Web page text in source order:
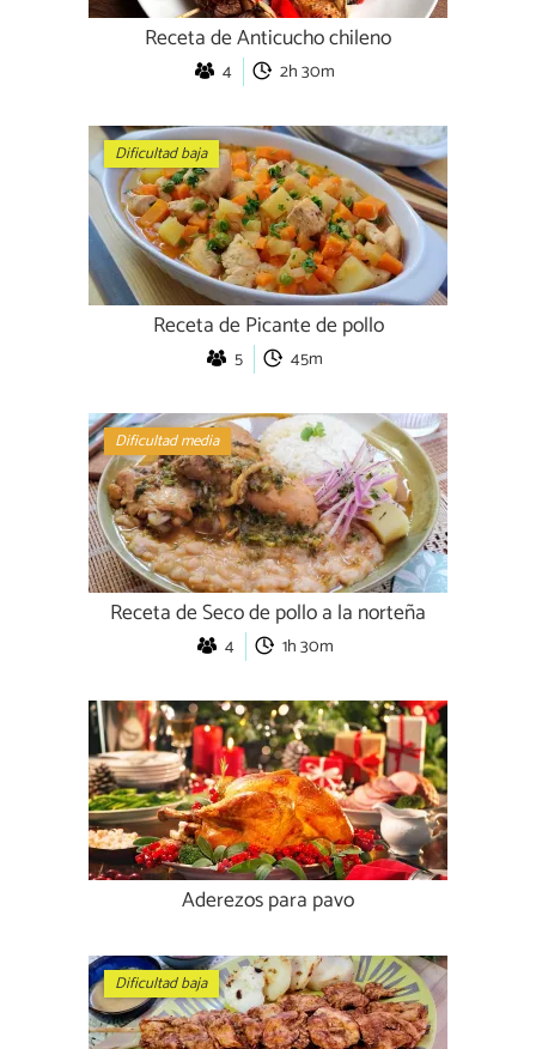
Receta de Anticucho chileno
4 2h 30m
Dificultad baja
Receta de Picante de pollo
5 45m
Dificultad media
Receta de Seco de pollo a la norteña
4 1h 30m
Aderezos para pavo
Dificultad baja